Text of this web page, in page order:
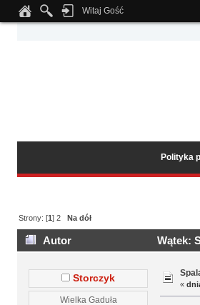
Notice: Undefined index: tapatalk_body_hook in
Witaj Gość
Polityka
Strony: [1]2 Na dół
Autor Wątek:
Storczyk
Wielka Gaduła
«